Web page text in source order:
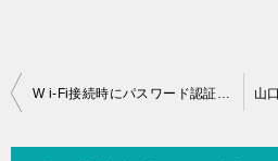
投
W i-Fi接続時にパスワード認証画面が出ました